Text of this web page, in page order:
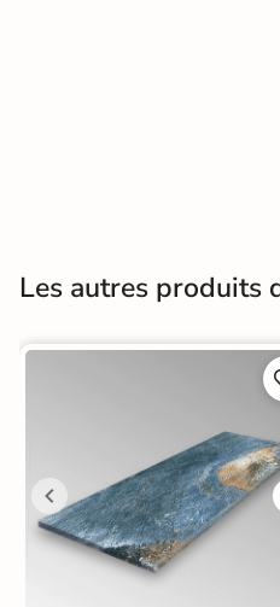
Terre
intérieur
PAR FORME &
Les autres produits